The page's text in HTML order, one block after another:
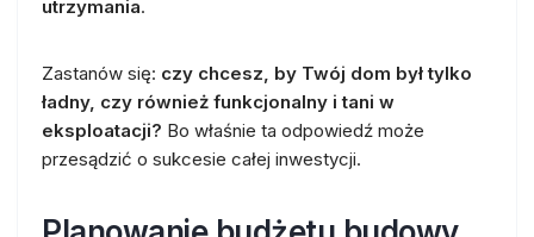
utrzymania.
Zastanów się: czy chcesz, by Twój dom był tylko
ładny, czy również funkcjonalny i tani w
eksploatacji? Bo właśnie ta odpowiedź może
przesądzić o sukcesie całej inwestycji.